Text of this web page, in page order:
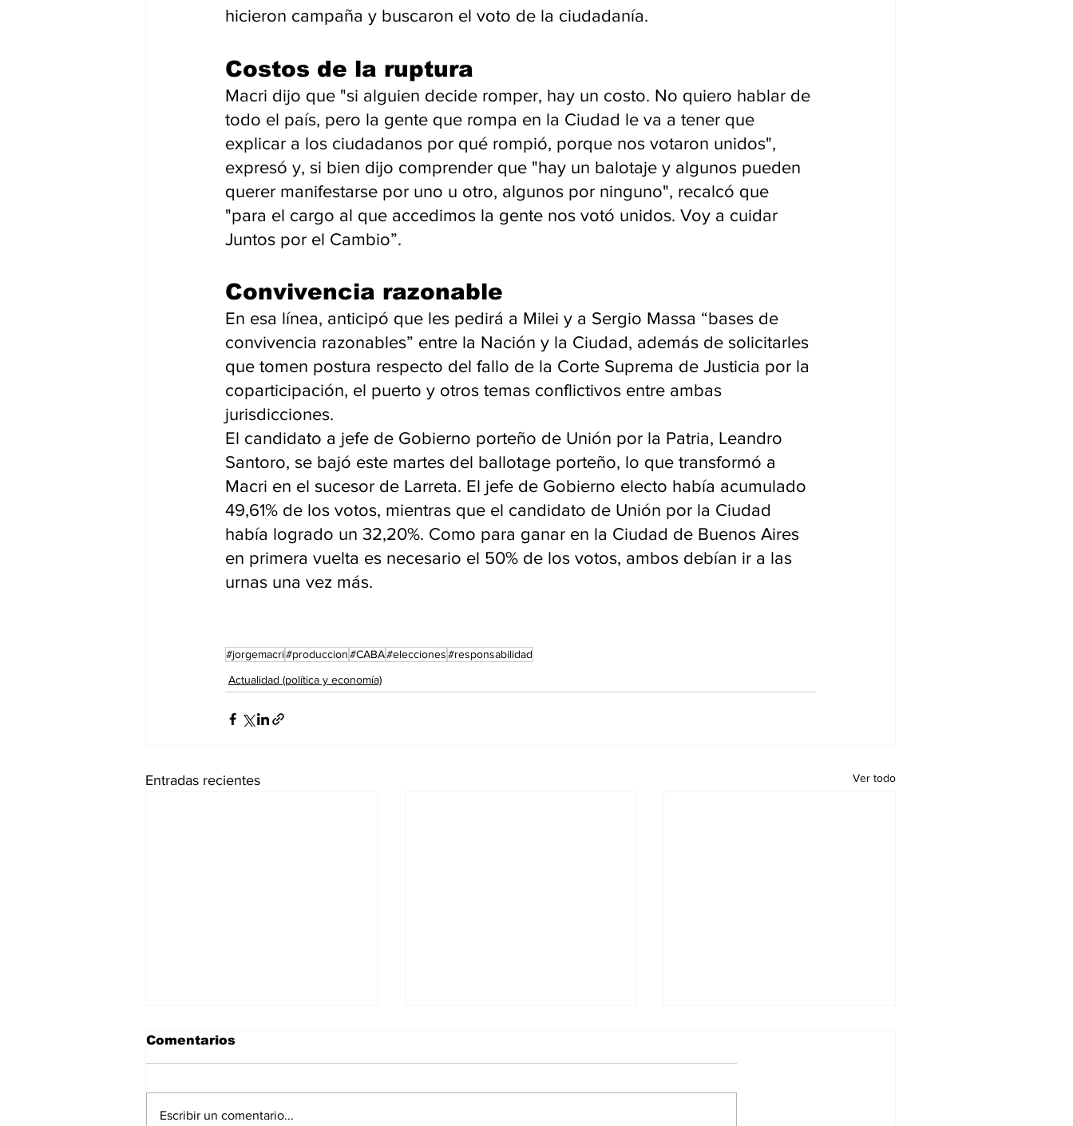
hicieron campaña y buscaron el voto de la ciudadanía.
Costos de la ruptura
Macri dijo que "si alguien decide romper, hay un costo. No quiero hablar de
todo el país, pero la gente que rompa en la Ciudad le va a tener que
explicar a los ciudadanos por qué rompió, porque nos votaron unidos",
expresó y, si bien dijo comprender que "hay un balotaje y algunos pueden
querer manifestarse por uno u otro, algunos por ninguno", recalcó que
"para el cargo al que accedimos la gente nos votó unidos. Voy a cuidar
Juntos por el Cambio”.
Convivencia razonable
En esa línea, anticipó que les pedirá a Milei y a Sergio Massa “bases de
convivencia razonables” entre la Nación y la Ciudad, además de solicitarles
que tomen postura respecto del fallo de la Corte Suprema de Justicia por la
coparticipación, el puerto y otros temas conflictivos entre ambas
jurisdicciones.
El candidato a jefe de Gobierno porteño de Unión por la Patria, Leandro
Santoro, se bajó este martes del ballotage porteño, lo que transformó a
Macri en el sucesor de Larreta. El jefe de Gobierno electo había acumulado
49,61% de los votos, mientras que el candidato de Unión por la Ciudad
había logrado un 32,20%. Como para ganar en la Ciudad de Buenos Aires
en primera vuelta es necesario el 50% de los votos, ambos debían ir a las
urnas una vez más.
#jorgemacri#produccion#CABA#elecciones#responsabilidad
Actualidad (política y economía)
Entradas recientes Ver todo
Comentarios
Escribir un comentario...